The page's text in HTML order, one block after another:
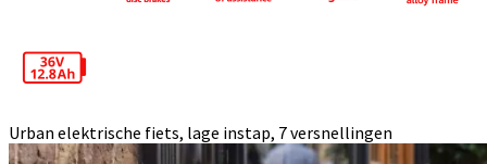
Urban elektrische fiets, lage instap, 7 versnellingen